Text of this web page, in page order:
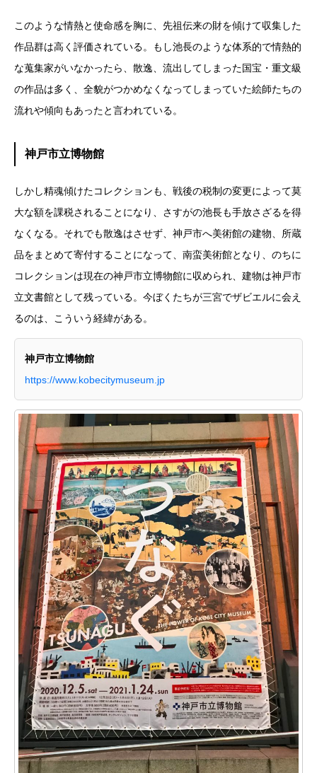
このような情熱と使命感を胸に、先祖伝来の財を傾けて収集した
作品群は高く評価されている。もし池長のような体系的で情熱的
な蒐集家がいなかったら、散逸、流出してしまった国宝・重文級
の作品は多く、全貌がつかめなくなってしまっていた絵師たちの
流れや傾向もあったと言われている。
神戸市立博物館
しかし精魂傾けたコレクションも、戦後の税制の変更によって莫
大な額を課税されることになり、さすがの池長も手放さざるを得
なくなる。それでも散逸はさせず、神戸市へ美術館の建物、所蔵
品をまとめて寄付することになって、南蛮美術館となり、のちに
コレクションは現在の神戸市立博物館に収められ、建物は神戸市
立文書館として残っている。今ぼくたちが三宮でザビエルに会え
るのは、こういう経緯がある。
神戸市立博物館
https://www.kobecitymuseum.jp